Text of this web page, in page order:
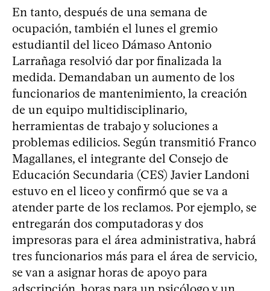
En tanto, después de una semana de
ocupación, también el lunes el gremio
estudiantil del liceo Dámaso Antonio
Larrañaga resolvió dar por finalizada la
medida. Demandaban un aumento de los
funcionarios de mantenimiento, la creación
de un equipo multidisciplinario,
herramientas de trabajo y soluciones a
problemas edilicios. Según transmitió Franco
Magallanes, el integrante del Consejo de
Educación Secundaria (CES) Javier Landoni
estuvo en el liceo y confirmó que se va a
atender parte de los reclamos. Por ejemplo, se
entregarán dos computadoras y dos
impresoras para el área administrativa, habrá
tres funcionarios más para el área de servicio,
se van a asignar horas de apoyo para